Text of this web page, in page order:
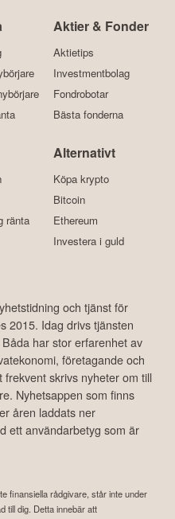
Aktier & Fonder
Aktietips
Investmentbolag
Fondrobotar
Bästa fonderna
ränta
Alternativt
Köpa krypto
Bitcoin
Ethereum
Investera i guld
och tjänst för
2015. Idag drivs tjänsten
Båda har stor erfarenhet av
företagande och
skrivs nyheter om till
Nyhetsappen som finns
åren laddats ner
ett användarbetyg som är
finansiella rådgivare, står inte under
till dig. Detta innebär att